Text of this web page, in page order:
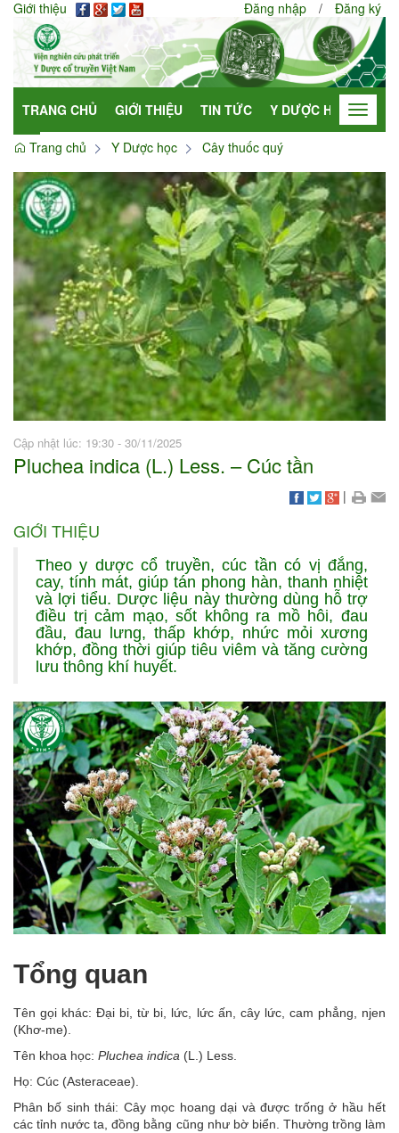
Giới thiệu Đăng nhập / Đăng ký
TRANG CHỦ GIỚI THIỆU TIN TỨC Y DƯỢC HỌC Toggle
Trang chủ
Y Dược học Cây thuốc quý
Cập nhật lúc: 19:30 - 30/11/2025
Pluchea indica (L.) Less. – Cúc tần
|
GIỚI THIỆU
Theo y dược cổ truyền, cúc tần có vị đắng,
cay, tính mát, giúp tán phong hàn, thanh nhiệt
và lợi tiểu. Dược liệu này thường dùng hỗ trợ
điều trị cảm mạo, sốt không ra mồ hôi, đau
đầu, đau lưng, thấp khớp, nhức mỏi xương
khớp, đồng thời giúp tiêu viêm và tăng cường
lưu thông khí huyết.
Tổng quan
Tên gọi khác: Đại bi, từ bi, lức, lức ấn, cây lức, cam phẳng, njen
(Khơ-me).
Tên khoa học: Pluchea indica (L.) Less.
Họ: Cúc (Asteraceae).
Phân bố sinh thái: Cây mọc hoang dại và được trống ở hầu hết
các tỉnh nước ta, đồng bằng cũng như bờ biển. Thường trồng làm